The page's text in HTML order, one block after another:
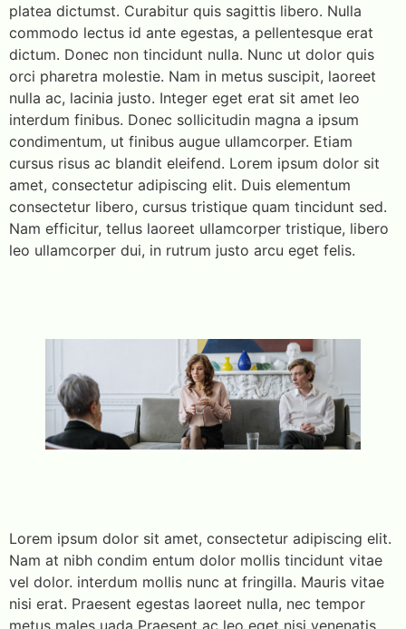
platea dictumst. Curabitur quis sagittis libero. Nulla
commodo lectus id ante egestas, a pellentesque erat
dictum. Donec non tincidunt nulla. Nunc ut dolor quis
orci pharetra molestie. Nam in metus suscipit, laoreet
nulla ac, lacinia justo. Integer eget erat sit amet leo
interdum finibus. Donec sollicitudin magna a ipsum
condimentum, ut finibus augue ullamcorper. Etiam
cursus risus ac blandit eleifend. Lorem ipsum dolor sit
amet, consectetur adipiscing elit. Duis elementum
consectetur libero, cursus tristique quam tincidunt sed.
Nam efficitur, tellus laoreet ullamcorper tristique, libero
leo ullamcorper dui, in rutrum justo arcu eget felis.
Lorem ipsum dolor sit amet, consectetur adipiscing elit.
Nam at nibh condim entum dolor mollis tincidunt vitae
vel dolor. interdum mollis nunc at fringilla. Mauris vitae
nisi erat. Praesent egestas laoreet nulla, nec tempor
metus males uada Praesent ac leo eget nisi venenatis